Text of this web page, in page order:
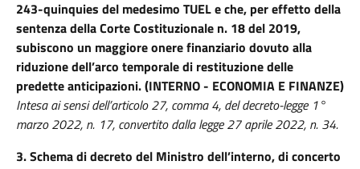
243-quinquies del medesimo TUEL e che, per effetto della
sentenza della Corte Costituzionale n. 18 del 2019,
subiscono un maggiore onere finanziario dovuto alla
riduzione dell’arco temporale di restituzione delle
predette anticipazioni. (INTERNO - ECONOMIA E FINANZE)
Intesa ai sensi dell’articolo 27, comma 4, del decreto-legge 1°
marzo 2022, n. 17, convertito dalla legge 27 aprile 2022, n. 34.
3. Schema di decreto del Ministro dell’interno, di concerto